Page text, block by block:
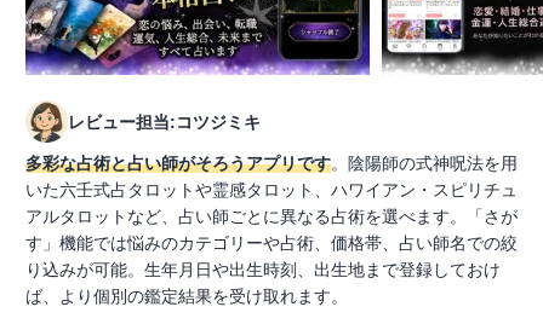
レビュー担当:コツジミキ
多彩な占術と占い師がそろうアプリです。陰陽師の式神呪法を用
いた六壬式占タロットや霊感タロット、ハワイアン・スピリチュ
アルタロットなど、占い師ごとに異なる占術を選べます。「さが
す」機能では悩みのカテゴリーや占術、価格帯、占い師名での絞
り込みが可能。生年月日や出生時刻、出生地まで登録しておけ
ば、より個別の鑑定結果を受け取れます。